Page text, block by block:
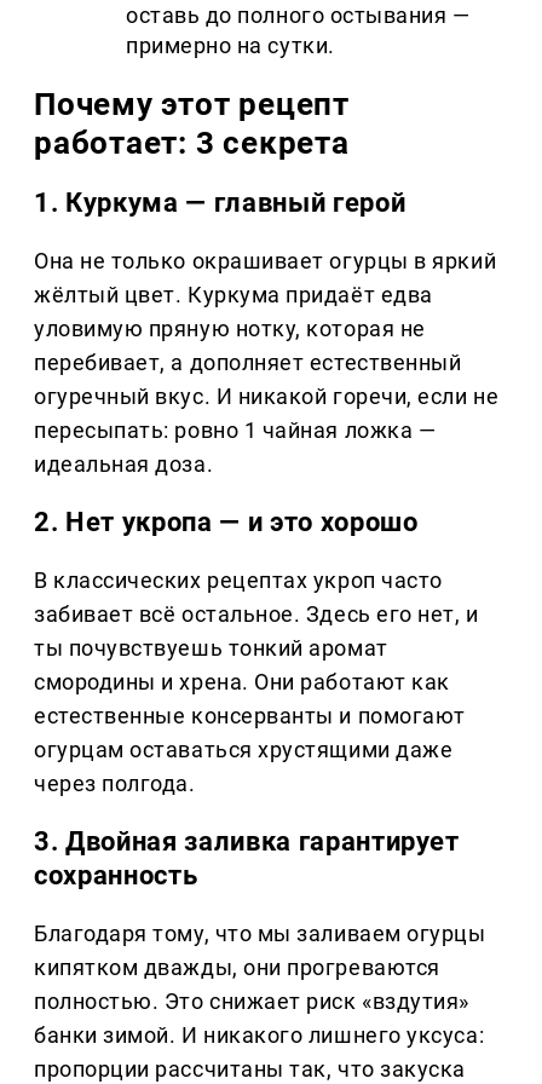
оставь до полного остывания —
примерно на сутки.
Почему этот рецепт
работает: 3 секрета
1. Куркума — главный герой
Она не только окрашивает огурцы в яркий
жёлтый цвет. Куркума придаёт едва
уловимую пряную нотку, которая не
перебивает, а дополняет естественный
огуречный вкус. И никакой горечи, если не
пересыпать: ровно 1 чайная ложка —
идеальная доза.
2. Нет укропа — и это хорошо
В классических рецептах укроп часто
забивает всё остальное. Здесь его нет, и
ты почувствуешь тонкий аромат
смородины и хрена. Они работают как
естественные консерванты и помогают
огурцам оставаться хрустящими даже
через полгода.
3. Двойная заливка гарантирует
сохранность
Благодаря тому, что мы заливаем огурцы
кипятком дважды, они прогреваются
полностью. Это снижает риск «вздутия»
банки зимой. И никакого лишнего уксуса:
пропорции рассчитаны так, что закуска